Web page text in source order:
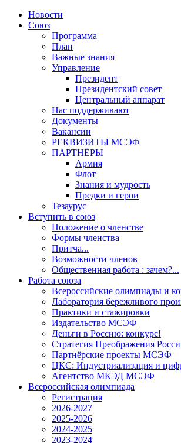
Новости
Союз
Программа
План
Важные знания
Управление
Президент
Президентский совет
Центральный аппарат
Нас поддерживают
Документы
Вакансии
РЕКВИЗИТЫ МСЭФ
ПАРТНЁРЫ
Армия
Флот
Знания и мудрость
Предки и герои
Тезаурус
Вступить в союз
Положение о членстве
Формы членства
Притча...
Возможности членов
Общественная работа : зачем?...
Работа союза
Всероссийские олимпиады и
Лаборатория бережливого
Практики и стажировки
Издательство МСЭФ
Деньги в Россию: конкурс!
Стратегия Преображения
Партнёрские проекты МСЭФ
ЦКС: Индустриализация и
Агентство МКЭД МСЭФ
Всероссийская олимпиада
Регистрация
2026-2027
2025-2026
2024-2025
2023-2024